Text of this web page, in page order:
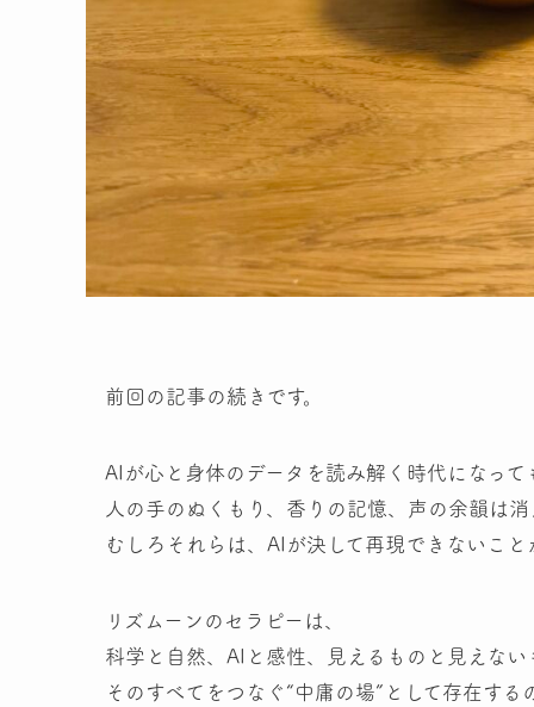
前回の記事の続きです。
AIが心と身体のデータを読み解く時代になって
人の手のぬくもり、香りの記憶、声の余韻は
むしろそれらは、AIが決して再現できないこ
リズムーンのセラピーは、
科学と自然、AIと感性、見えるものと見えな
そのすべてをつなぐ“中庸の場”として存在する